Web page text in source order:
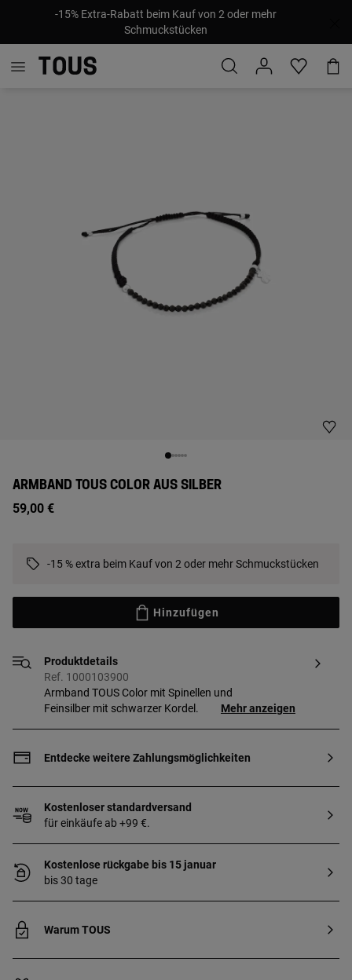
-15% Extra-Rabatt beim Kauf von 2 oder mehr
Schmuckstücken
ARMBAND TOUS COLOR AUS SILBER
59,00 €
-15 % extra beim Kauf von 2 oder mehr Schmuckstücken
Hinzufügen
Produktdetails
Ref. 1000103900
Armband TOUS Color mit Spinellen und
Feinsilber mit schwarzer Kordel.
Mehr anzeigen
Entdecke weitere Zahlungsmöglichkeiten
Kostenloser standardversand
für einkäufe ab +99 €.
Kostenlose rückgabe bis 15 januar
bis 30 tage
Warum TOUS